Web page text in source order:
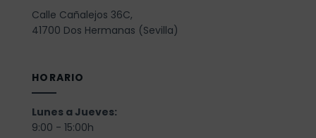
Calle Cañalejos 36C,
41700 Dos Hermanas (Sevilla)
HORARIO
Lunes a Jueves:
9:00 - 15:00h